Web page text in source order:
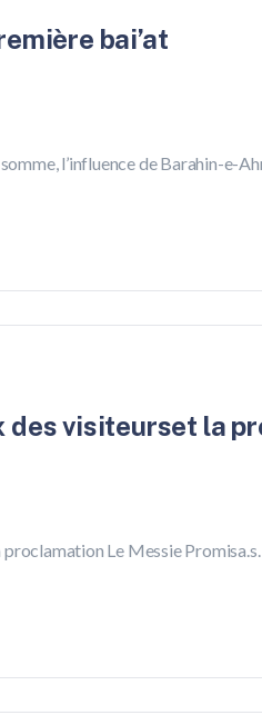
bai’at
l’influence de Barahin-e-
des visiteurset la
Le Messie Promisa.s.